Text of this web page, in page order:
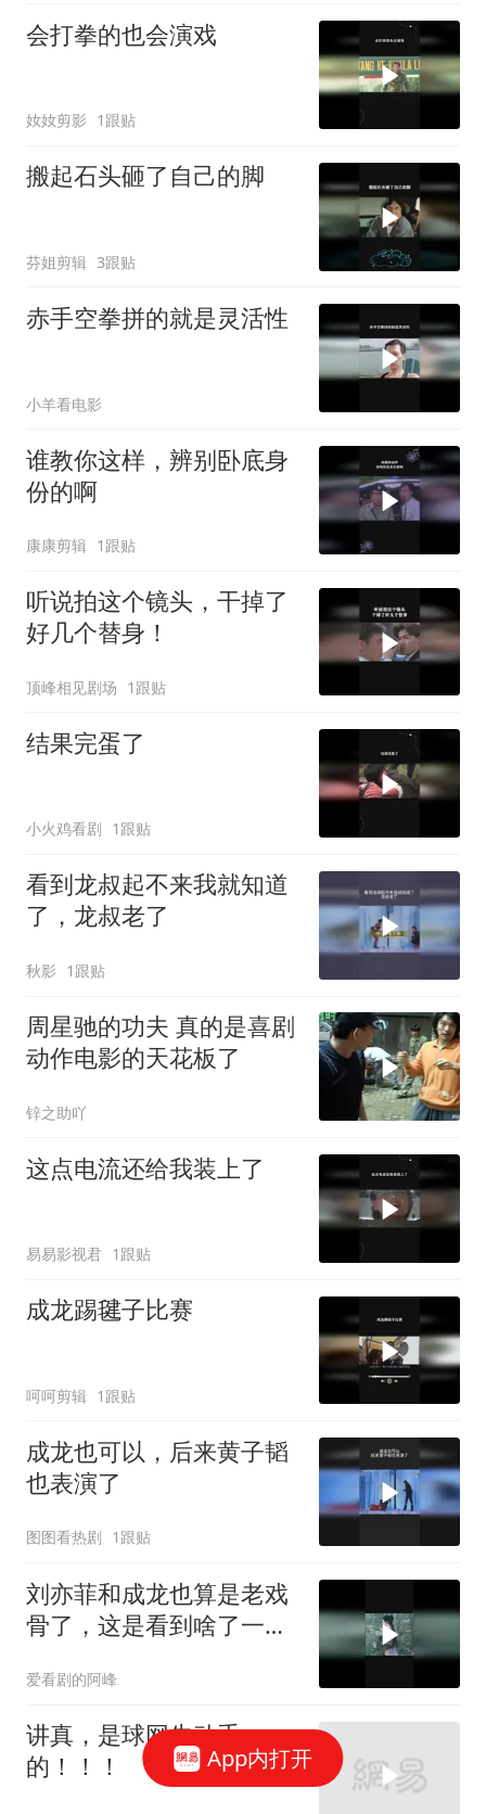
会打拳的也会演戏
奻奻剪影 1跟贴
搬起石头砸了自己的脚
芬姐剪辑 3跟贴
赤手空拳拼的就是灵活性
小羊看电影
谁教你这样，辨别卧底身
份的啊
康康剪辑 1跟贴
听说拍这个镜头，干掉了
好几个替身！
顶峰相见剧场 1跟贴
结果完蛋了
小火鸡看剧 1跟贴
看到龙叔起不来我就知道
了，龙叔老了
秋影 1跟贴
周星驰的功夫 真的是喜剧
动作电影的天花板了
锌之助吖
这点电流还给我装上了
易易影视君 1跟贴
成龙踢毽子比赛
呵呵剪辑 1跟贴
成龙也可以，后来黄子韬
也表演了
图图看热剧 1跟贴
刘亦菲和成龙也算是老戏
骨了，这是看到啥了一起
爱看剧的阿峰
讲真，是球网先动手
的！！！
App内打开